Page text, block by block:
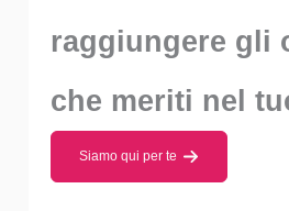
raggiungere gli
che meriti nel
Siamo qui per te